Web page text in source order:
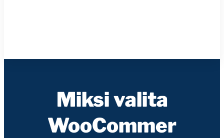
Miksi valita
WooCommer